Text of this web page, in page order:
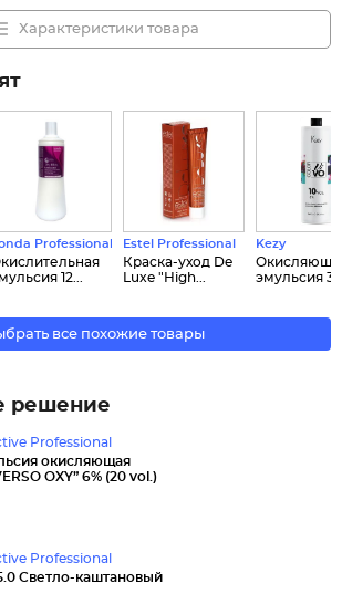
Характеристики товара
Professional
12...
Estel Professional
Краска-уход De
Luxe "High...
Kezy
эмульсия
все похожие товары
решение
Professional
окисляющая
OXY” 6% (20 vol.)
Professional
Светло-каштановый